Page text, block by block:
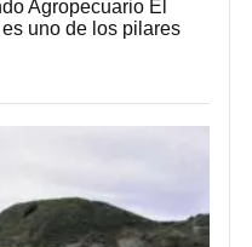
Agropecuario El
uno de los pilares